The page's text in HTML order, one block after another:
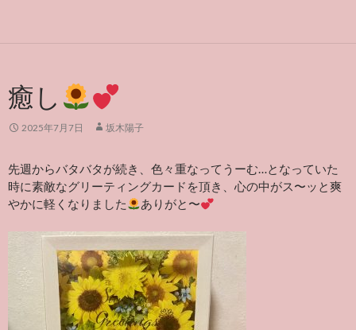
癒し
2025年7月7日 坂木陽子
先週からバタバタが続き、色々重なってうーむ…となっていた
時に素敵なグリーティングカードを頂き、心の中がス〜ッと爽
やかに軽くなりました
ありがと〜